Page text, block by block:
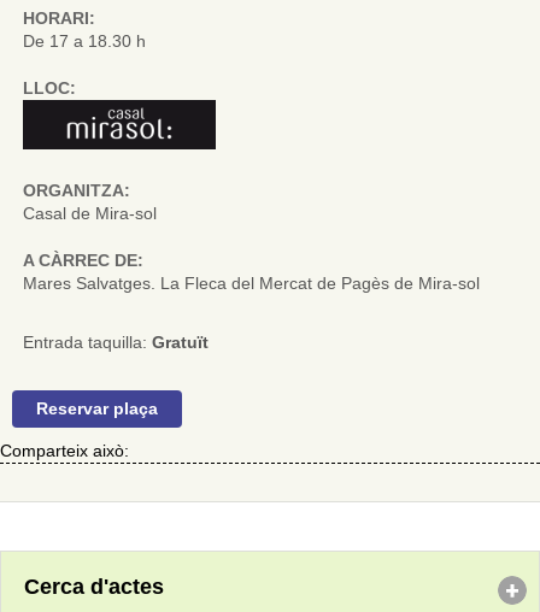
HORARI:
De 17 a 18.30 h
LLOC:
ORGANITZA:
Casal de Mira-sol
A CÀRREC DE:
Mares Salvatges. La Fleca del Mercat de Pagès de Mira-sol
Entrada taquilla: Gratuït
Reservar plaça
Comparteix això:
Cerca d'actes